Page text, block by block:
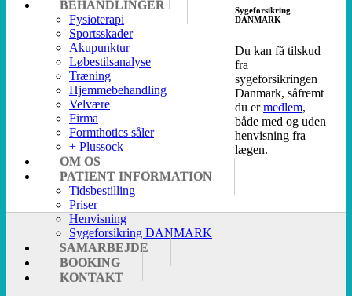
BEHANDLINGER
Fysioterapi
Sportsskader
Akupunktur
Løbestilsanalyse
Træning
Hjemmebehandling
Velvære
Firma
Formthotics såler
+ Plussock
OM OS
PATIENT INFORMATION
Tidsbestilling
Priser
Henvisning
Sygeforsikring DANMARK
SAMARBEJDE
BOOKING
KONTAKT
Sygeforsikring
DANMARK
Du kan få tilskud
fra
sygeforsikringen
Danmark, såfremt
du ermedlem,
både med og uden
henvisning fra
lægen.